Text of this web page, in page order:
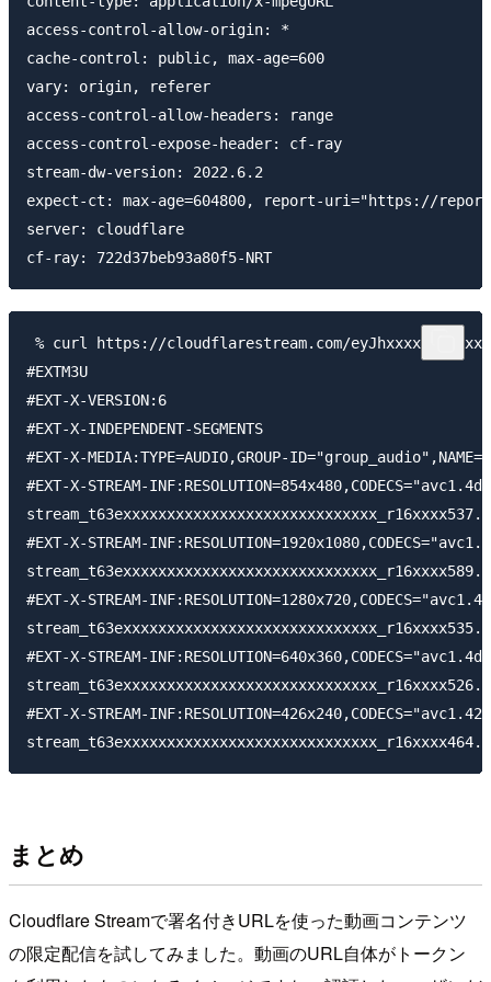
access-control-allow-origin: *
cache-control: public, max-age=600
vary: origin, referer
access-control-allow-headers: range
access-control-expose-header: cf-ray
stream-dw-version: 2022.6.2
expect-ct: max-age=604800, report-uri="https://
server: cloudflare
% curl https://cloudflarestream.com/
#EXTM3U
#EXT-X-VERSION:6
#EXT-X-INDEPENDENT-SEGMENTS
#EXT-X-MEDIA:TYPE=AUDIO,GROUP-
#EXT-X-STREAM-
#EXT-X-STREAM-
#EXT-X-STREAM-
#EXT-X-STREAM-
#EXT-X-STREAM-
まとめ
Cloudflare Streamで署名付きURLを使った動画コンテンツ
の限定配信を試してみました。動画のURL自体がトークン